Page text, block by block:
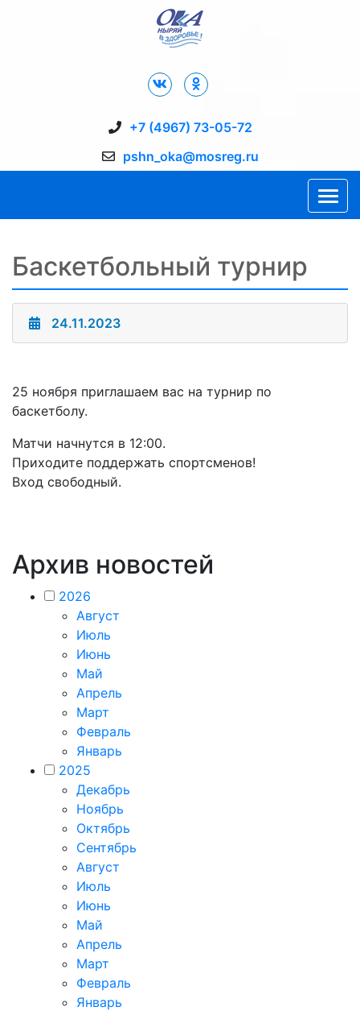
+7 (4967) 73-05-72
pshn_oka@mosreg.ru
Баскетбольный турнир
24.11.2023
25 ноября приглашаем вас на турнир по
баскетболу.
Матчи начнутся в 12:00.
Приходите поддержать спортсменов!
Вход свободный.
Архив новостей
2026
Август
Июль
Июнь
Май
Апрель
Март
Февраль
Январь
2025
Декабрь
Ноябрь
Октябрь
Сентябрь
Август
Июль
Июнь
Май
Апрель
Март
Февраль
Январь